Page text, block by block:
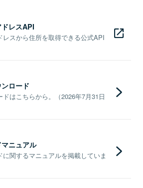
レスAPI
スから住所を取得できる公式API
ロード
はこちらから。（2026年7月31日
ニュアル
関するマニュアルを掲載していま